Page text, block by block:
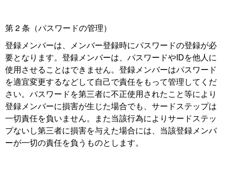
第 2 条（パスワードの管理）
登録メンバーは、メンバー登録時にパスワードの登録が必
要となります。登録メンバーは、パスワードやIDを他人に
使用させることはできません。登録メンバーはパスワード
を適宜変更するなどして自己で責任をもって管理してくだ
さい。パスワードを第三者に不正使用されたこと等により
登録メンバーに損害が生じた場合でも、サードステップは
一切責任を負いません。また当該行為によりサードステッ
プないし第三者に損害を与えた場合には、当該登録メンバ
ーが一切の責任を負うものとします。